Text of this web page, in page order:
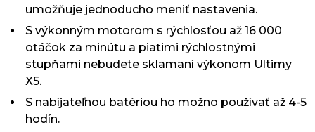
umožňuje jednoducho meniť nastavenia.
S výkonným motorom s rýchlosťou až 16 000
otáčok za minútu a piatimi rýchlostnými
stupňami nebudete sklamaní výkonom Ultimy
X5.
S nabíjateľnou batériou ho možno používať až 4-5
hodín.